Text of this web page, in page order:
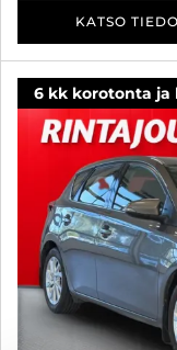
KATSO
6 kk korotonta ja